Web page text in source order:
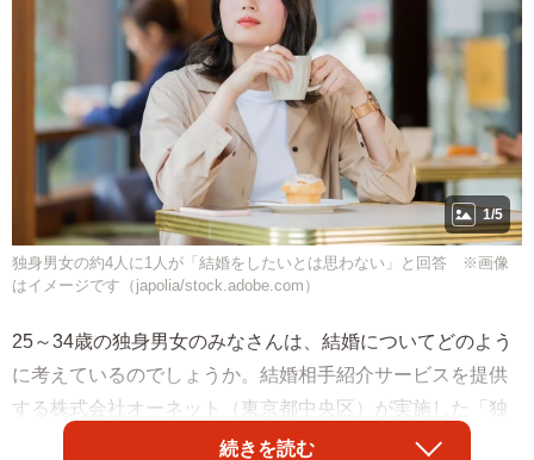
1/5
独身男女の約4人に1人が「結婚をしたいとは思わない」と回答 ※画像
はイメージです（japolia/stock.adobe.com）
25～34歳の独身男女のみなさんは、結婚についてどのよう
に考えているのでしょうか。結婚相手紹介サービスを提供
する株式会社オーネット（東京都中央区）が実施した「独
身男女の結婚」に関する調査によると、約4人に1人が「結
続きを読む